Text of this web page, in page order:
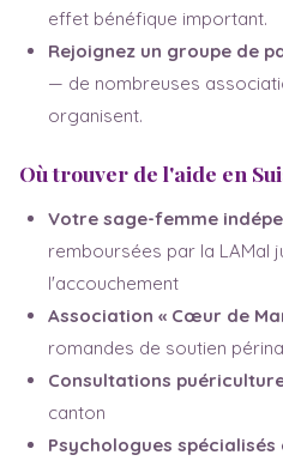
effet bénéfique important.
Rejoignez un groupe de
— de nombreuses
organisent.
Où trouver de l'aide en
Votre sage-femme
remboursées par la LAMal
l'accouchement
Association « Cœur de
romandes de soutien
Consultations
canton
Psychologues